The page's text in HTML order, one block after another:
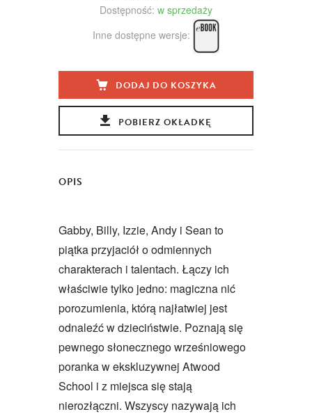
Dostępność: w sprzedaży
Inne dostępne wersje:
DODAJ DO KOSZYKA
POBIERZ OKŁADKĘ
OPIS
Gabby, Billy, Izzie, Andy i Sean to
piątka przyjaciół o odmiennych
charakterach i talentach. Łączy ich
właściwie tylko jedno: magiczna nić
porozumienia, którą najłatwiej jest
odnaleźć w dzieciństwie. Poznają się
pewnego słonecznego wrześniowego
poranka w ekskluzywnej Atwood
School i z miejsca się stają
nierozłączni. Wszyscy nazywają ich